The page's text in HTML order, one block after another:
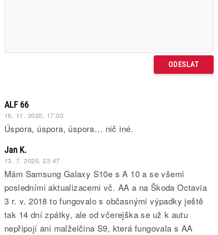
ALF 66
16. 11. 2020, 17:03
Úspora, úspora, úspora… nič iné.
Jan K.
13. 7. 2020, 23:47
Mám Samsung Galaxy S10e s A 10 a se všemi
posledními aktualizacemi vč. AA a na Škoda Octavia
3 r. v. 2018 to fungovalo s občasnými výpadky ještě
tak 14 dní zpátky, ale od včerejška se už k autu
nepřipojí ani malželčina S9, která fungovala s AA